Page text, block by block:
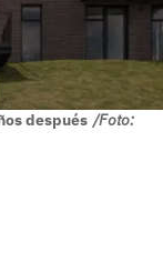
después /Foto: